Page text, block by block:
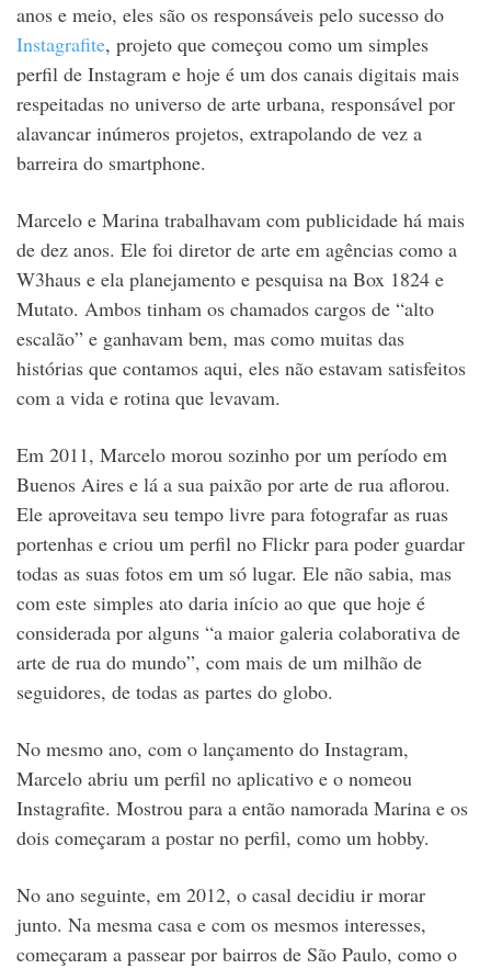
anos e meio, eles são os responsáveis pelo sucesso do
Instagrafite, projeto que começou como um simples
perfil de Instagram e hoje é um dos canais digitais mais
respeitadas no universo de arte urbana, responsável por
alavancar inúmeros projetos, extrapolando de vez a
barreira do smartphone.
Marcelo e Marina trabalhavam com publicidade há mais
de dez anos. Ele foi diretor de arte em agências como a
W3haus e ela planejamento e pesquisa na Box 1824 e
Mutato. Ambos tinham os chamados cargos de “alto
escalão” e ganhavam bem, mas como muitas das
histórias que contamos aqui, eles não estavam satisfeitos
com a vida e rotina que levavam.
Em 2011, Marcelo morou sozinho por um período em
Buenos Aires e lá a sua paixão por arte de rua aflorou.
Ele aproveitava seu tempo livre para fotografar as ruas
portenhas e criou um perfil no Flickr para poder guardar
todas as suas fotos em um só lugar. Ele não sabia, mas
com este simples ato daria início ao que que hoje é
considerada por alguns “a maior galeria colaborativa de
arte de rua do mundo”, com mais de um milhão de
seguidores, de todas as partes do globo.
No mesmo ano, com o lançamento do Instagram,
Marcelo abriu um perfil no aplicativo e o nomeou
Instagrafite. Mostrou para a então namorada Marina e os
dois começaram a postar no perfil, como um hobby.
No ano seguinte, em 2012, o casal decidiu ir morar
junto. Na mesma casa e com os mesmos interesses,
começaram a passear por bairros de São Paulo, como o